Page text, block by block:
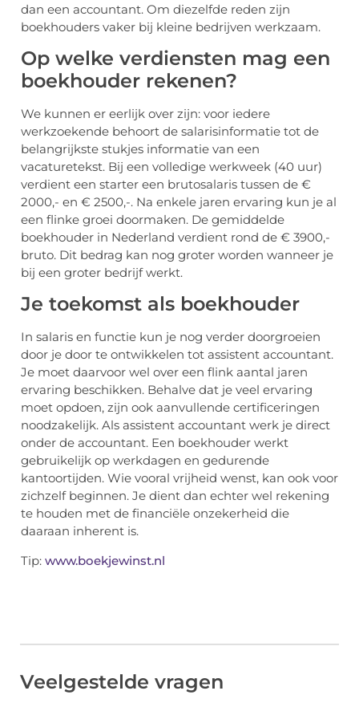
dan een accountant. Om diezelfde reden zijn
boekhouders vaker bij kleine bedrijven werkzaam.
Op welke verdiensten mag een
boekhouder rekenen?
We kunnen er eerlijk over zijn: voor iedere
werkzoekende behoort de salarisinformatie tot de
belangrijkste stukjes informatie van een
vacaturetekst. Bij een volledige werkweek (40 uur)
verdient een starter een brutosalaris tussen de €
2000,- en € 2500,-. Na enkele jaren ervaring kun je al
een flinke groei doormaken. De gemiddelde
boekhouder in Nederland verdient rond de € 3900,-
bruto. Dit bedrag kan nog groter worden wanneer je
bij een groter bedrijf werkt.
Je toekomst als boekhouder
In salaris en functie kun je nog verder doorgroeien
door je door te ontwikkelen tot assistent accountant.
Je moet daarvoor wel over een flink aantal jaren
ervaring beschikken. Behalve dat je veel ervaring
moet opdoen, zijn ook aanvullende certificeringen
noodzakelijk. Als assistent accountant werk je direct
onder de accountant. Een boekhouder werkt
gebruikelijk op werkdagen en gedurende
kantoortijden. Wie vooral vrijheid wenst, kan ook voor
zichzelf beginnen. Je dient dan echter wel rekening
te houden met de financiële onzekerheid die
daaraan inherent is.
Tip: www.boekjewinst.nl
Veelgestelde vragen